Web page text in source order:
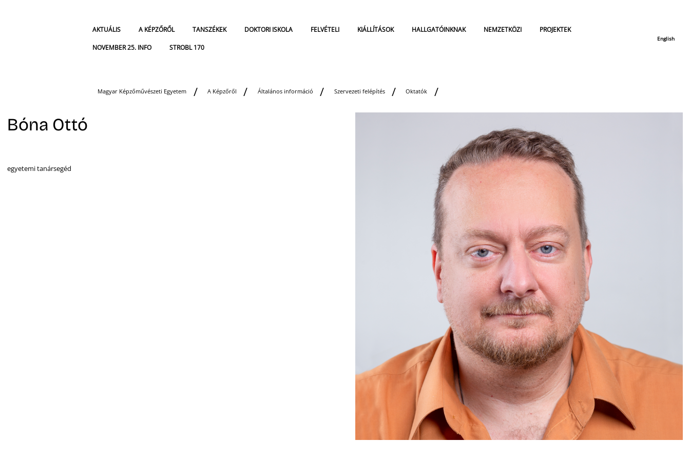
AKTUÁLIS A KÉPZŐRŐL TANSZÉKEK DOKTORI ISKOLA FELVÉTELI KIÁLLÍTÁSOK HALLGATÓINKNAK NEMZETKÖZI PROJEKTEK
NOVEMBER 25. INFO STROBL 170
English
Magyar Képzőművészeti Egyetem A Képzőről Általános információ Szervezeti felépítés Oktatók
Bóna Ottó
egyetemi tanársegéd